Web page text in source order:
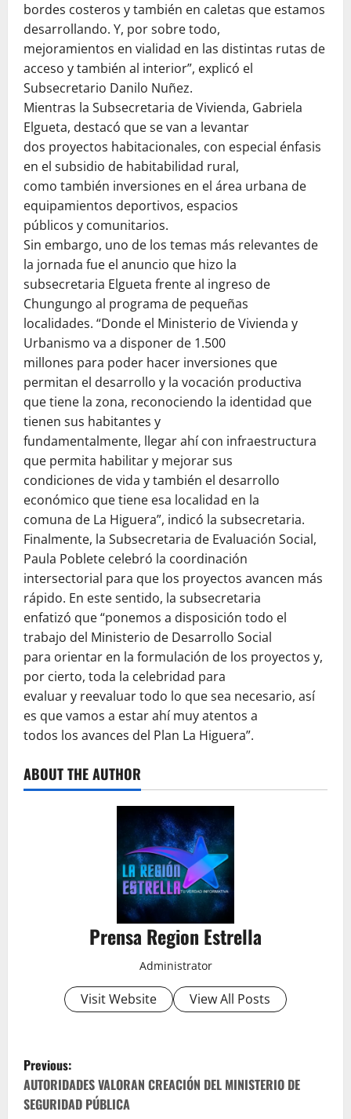
bordes costeros y también en caletas que estamos
desarrollando. Y, por sobre todo,
mejoramientos en vialidad en las distintas rutas de
acceso y también al interior”, explicó el
Subsecretario Danilo Nuñez.
Mientras la Subsecretaria de Vivienda, Gabriela
Elgueta, destacó que se van a levantar
dos proyectos habitacionales, con especial énfasis
en el subsidio de habitabilidad rural,
como también inversiones en el área urbana de
equipamientos deportivos, espacios
públicos y comunitarios.
Sin embargo, uno de los temas más relevantes de
la jornada fue el anuncio que hizo la
subsecretaria Elgueta frente al ingreso de
Chungungo al programa de pequeñas
localidades. “Donde el Ministerio de Vivienda y
Urbanismo va a disponer de 1.500
millones para poder hacer inversiones que
permitan el desarrollo y la vocación productiva
que tiene la zona, reconociendo la identidad que
tienen sus habitantes y
fundamentalmente, llegar ahí con infraestructura
que permita habilitar y mejorar sus
condiciones de vida y también el desarrollo
económico que tiene esa localidad en la
comuna de La Higuera”, indicó la subsecretaria.
Finalmente, la Subsecretaria de Evaluación Social,
Paula Poblete celebró la coordinación
intersectorial para que los proyectos avancen más
rápido. En este sentido, la subsecretaria
enfatizó que “ponemos a disposición todo el
trabajo del Ministerio de Desarrollo Social
para orientar en la formulación de los proyectos y,
por cierto, toda la celebridad para
evaluar y reevaluar todo lo que sea necesario, así
es que vamos a estar ahí muy atentos a
todos los avances del Plan La Higuera”.
ABOUT THE AUTHOR
Prensa Region Estrella
Administrator
Visit Website View All Posts
P
o
Previous:
AUTORIDADES VALORAN CREACIÓN DEL MINISTERIO DE
SEGURIDAD PÚBLICA